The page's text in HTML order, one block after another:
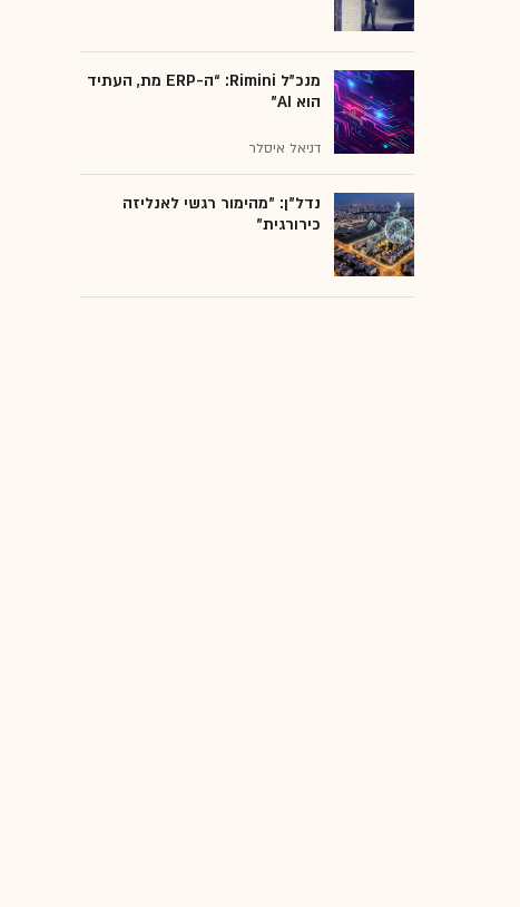
מנכ״ל Rimini: “ה-ERP מת, העתיד
הוא AI"
דניאל איסלר
נדל"ן: "מהימור רגשי לאנליזה
כירורגית"